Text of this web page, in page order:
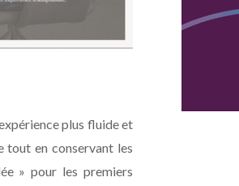
plus fluide et
tout en conservant les
» pour les premiers